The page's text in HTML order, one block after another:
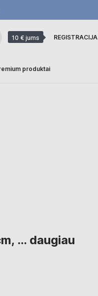
10 € jums REGISTRACIJA
produktai
, … daugiau